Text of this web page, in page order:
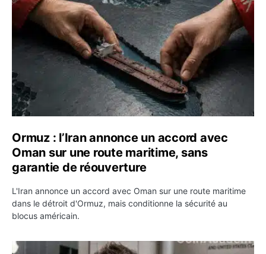
Ormuz : l’Iran annonce un accord avec
Oman sur une route maritime, sans
garantie de réouverture
L'Iran annonce un accord avec Oman sur une route maritime
dans le détroit d'Ormuz, mais conditionne la sécurité au
blocus américain.
OpenAI demande le rejet de la plainte d’Apple et